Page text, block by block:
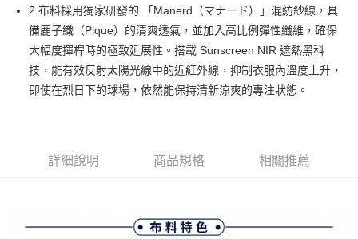
１．簡單：不需註冊會員、不需綁卡、不需儲值。
２．便利：只要手機號碼，簡訊認證，即可結帳。
３．安心：先確認商品／服務後，再付款。
【「AFTEE先享後付」結帳流程】
結帳頁面，進行簡訊認證並確認金額後，即可完成結帳。
※ 請注意：結帳手續完成當下不需立刻繳費，但若您需要取消訂單，請聯絡
購買商品的店家。未經商家同意取消之訂單仍視為有效，需透過AFTEE先享
https://netprotections.freshdesk.com/support/home
運送方式
全家取貨付款
免運費
付款後全家取貨
2.布料採用獨家研發的 「Manerd（マナード）」混紡紗線，具
備鹿子織（Pique）的清爽透氣，並加入高比例彈性纖維，確保
大幅度揮桿時的極致延展性。搭載 Sunscreen NIR 遮熱黑科
技，能有效反射太陽光線中的近紅外線，抑制衣服內溫度上升，
即使在烈日下的球場，依然能保持清新涼爽的專注狀態。
詳細說明 商品規格 相關推薦